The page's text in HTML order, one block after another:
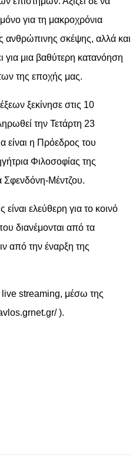
για τη μακροχρόνια
ανθρώπινης σκέψης, αλλά και
για μια βαθύτερη κατανόηση
της εποχής μας.
ξεκίνησε στις 10
την Τετάρτη 23
είναι η Πρόεδρος του
Φιλοσοφίας της
Μέντζου.
είναι ελεύθερη για το κοινό
διανέμονται από τα
από την έναρξη της
live streaming, μέσω της
).